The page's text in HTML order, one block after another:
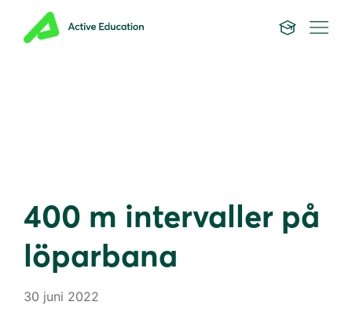
400 m intervaller på
löparbana
30 juni 2022